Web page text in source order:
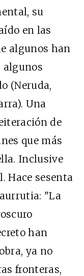
su
en las
algunos han
algunos
(Neruda,
Una
de
que más
Inclusive
Hace sesenta
"La
han
ya no
fronteras,